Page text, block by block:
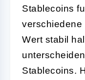
Stablecoins
verschiedene
Wert stabil
Stablecoins.